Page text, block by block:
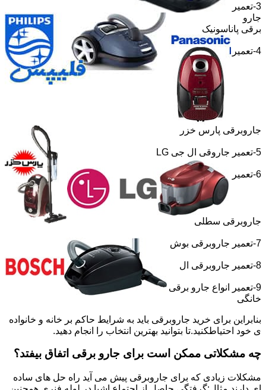
3-تعمیر
جارو
برقی پاناسونیک
4-تعمیر
جاروبرقی پارس خزر
5-تعمیر جاروقی ال جی LG
6-تعمیر
جاروبرقی سطلی
7-تعمیر جاروبرقی بوش
8-تعمیر جاروبرقی ال
9-تعمیر انواع جارو برقی
خانگی
بنابراین برای خرید جاروبرقی باید به شرایط حاکم بر خانه و خانواده
ی خود احتیاطکنید.تا بتوانید بهترین انتخاب را انجام دهید.
چه مشکلاتی ممکن است برای جارو برقی اتفاق بیفتد؟
مشکلات زیادی که برای جاروبرقی پیش می آید راه حل های ساده